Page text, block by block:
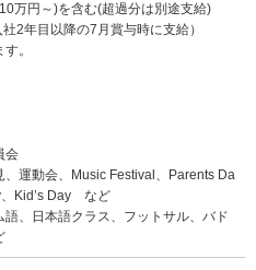
万円～)を含む(超過分は別途支給)
2年目以降の7月賞与時に支給）
。
会
、運動会、Music Festival、Parents Da
、Kid’s Day など
語、日本語クラス、フットサル、バド